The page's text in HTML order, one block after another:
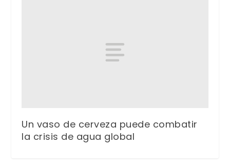
Un vaso de cerveza puede combatir
la crisis de agua global